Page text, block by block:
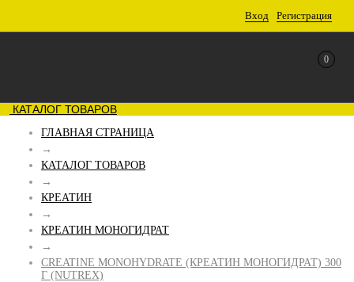
Вход Регистрация
0
КАТАЛОГ ТОВАРОВ
ГЛАВНАЯ СТРАНИЦА
→
КАТАЛОГ ТОВАРОВ
→
КРЕАТИН
→
КРЕАТИН МОНОГИДРАТ
→
CREATINE MONOHYDRATE (КРЕАТИН МОНОГИДРАТ) 300
Г (NUTREX)